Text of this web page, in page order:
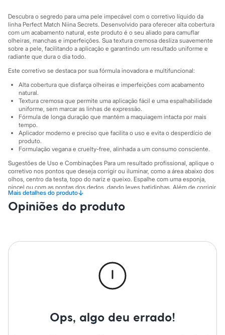
Sandálias
Sapatilhas
Tênis
Marcas
City
Clock House
Mindset
Sawary
Yessica
Moda esportiva
Acessórios
Blusas
Calçados
Leggings
Shorts e Bermudas
Tops
Moda íntima
Calcinhas
Cintas e Modeladores
Meias
Pijamas
Sutiãs e Tops
Moda praia
Saídas de praia
Personagens
Shorts e Saias
Descubra o segredo para uma pele impecável com o corretivo líquido da
linha Perfect Match Niina Secrets. Desenvolvido para oferecer alta cobertura
com um acabamento natural, este produto é o seu aliado para camuflar
olheiras, manchas e imperfeições. Sua textura cremosa desliza suavemente
sobre a pele, facilitando a aplicação e garantindo um resultado uniforme e
radiante que dura o dia todo.
Este corretivo se destaca por sua fórmula inovadora e multifuncional:
Alta cobertura que disfarça olheiras e imperfeições com acabamento
natural.
Textura cremosa que permite uma aplicação fácil e uma espalhabilidade
uniforme, sem marcar as linhas de expressão.
Fórmula de longa duração que mantém a maquiagem intacta por mais
tempo.
Aplicador moderno e preciso que facilita o uso e evita o desperdício de
produto.
Formulação vegana e cruelty-free, alinhada a um consumo consciente.
Sugestões de Uso e Combinações Para um resultado profissional, aplique o
corretivo nos pontos que deseja corrigir ou iluminar, como a área abaixo dos
olhos, centro da testa, topo do nariz e queixo. Espalhe com uma esponja,
pincel ou com as pontas dos dedos, dando leves batidinhas. Além de corrigir,
você pode usar um tom mais claro para iluminar e um mais escuro para
contornar, criando um efeito de profundidade e realçando seus traços.
Finalize com um pó translúcido para selar e aumentar a durabilidade.
Formulação: vegano, cruelty-free
Mais detalhes do produto↓
Opiniões do produto
Ops, algo deu errado!